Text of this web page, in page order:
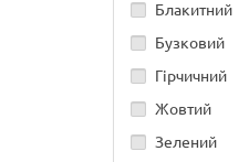
Блакитний
Бузковий
Гірчичний
Жовтий
Зелений